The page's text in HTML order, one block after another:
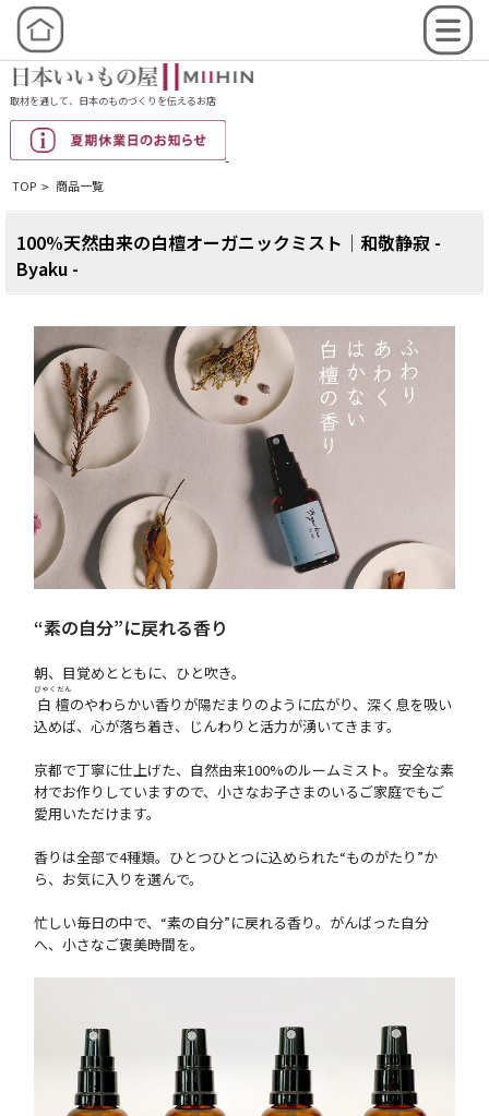
取材を通して、日本のものづくりを伝えるお店
TOP > 商品一覧
100%天然由来の白檀オーガニックミスト│和敬静寂 -
Byaku -
“素の自分”に戻れる香り
朝、目覚めとともに、ひと吹き。
白檀
びゃくだん
のやわらかい香りが陽だまりのように広がり、深く息を吸い
込めば、心が落ち着き、じんわりと活力が湧いてきます。
京都で丁寧に仕上げた、自然由来100%のルームミスト。安全な素
材でお作りしていますので、小さなお子さまのいるご家庭でもご
愛用いただけます。
香りは全部で4種類。ひとつひとつに込められた“ものがたり”か
ら、お気に入りを選んで。
忙しい毎日の中で、“素の自分”に戻れる香り。がんばった自分
へ、小さなご褒美時間を。